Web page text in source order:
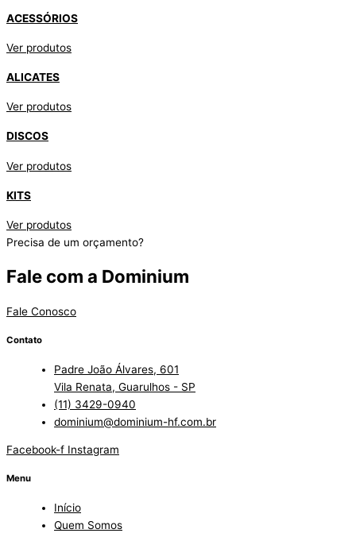
ACESSÓRIOS
Ver produtos
ALICATES
Ver produtos
DISCOS
Ver produtos
KITS
Ver produtos
Precisa de um orçamento?
Fale com a Dominium
Fale Conosco
Contato
Padre João Álvares, 601
Vila Renata, Guarulhos - SP
(11) 3429-0940
dominium@dominium-hf.com.br
Facebook-f Instagram
Menu
Início
Quem Somos